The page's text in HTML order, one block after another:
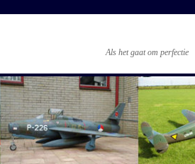
Als het gaat om perfectie